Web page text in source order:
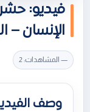
فيديو:
الإنسان –
— المشاهدات: 2
وصف